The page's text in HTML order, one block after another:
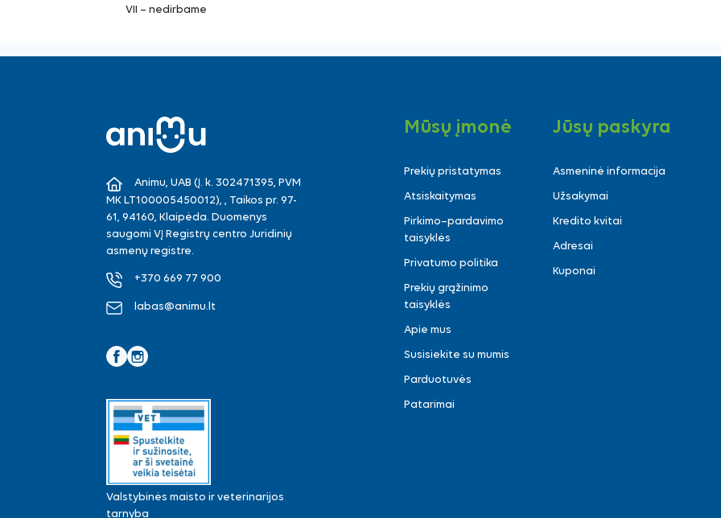
VII – nedirbame
Animu, UAB (Į. k. 302471395, PVM
MK LT100005450012), , Taikos pr. 97-
61, 94160, Klaipėda. Duomenys
saugomi VĮ Registrų centro Juridinių
asmenų registre.
+370 669 77 900
labas@animu.lt
Valstybinės maisto ir veterinarijos
tarnyba
Mūsų įmonė
Prekių pristatymas
Atsiskaitymas
Pirkimo–pardavimo
taisyklės
Privatumo politika
Prekių grąžinimo
taisyklės
Apie mus
Susisiekite su mumis
Parduotuvės
Patarimai
Jūsų paskyra
Asmeninė informacija
Užsakymai
Kredito kvitai
Adresai
Kuponai